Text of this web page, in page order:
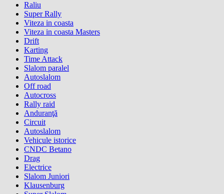
Raliu
Super Rally
Viteza in coasta
Viteza in coasta Masters
Drift
Karting
Time Attack
Slalom paralel
Autoslalom
Off road
Autocross
Rally raid
Anduranţă
Circuit
Autoslalom
Vehicule istorice
CNDC Betano
Drag
Electrice
Slalom Juniori
Klausenburg